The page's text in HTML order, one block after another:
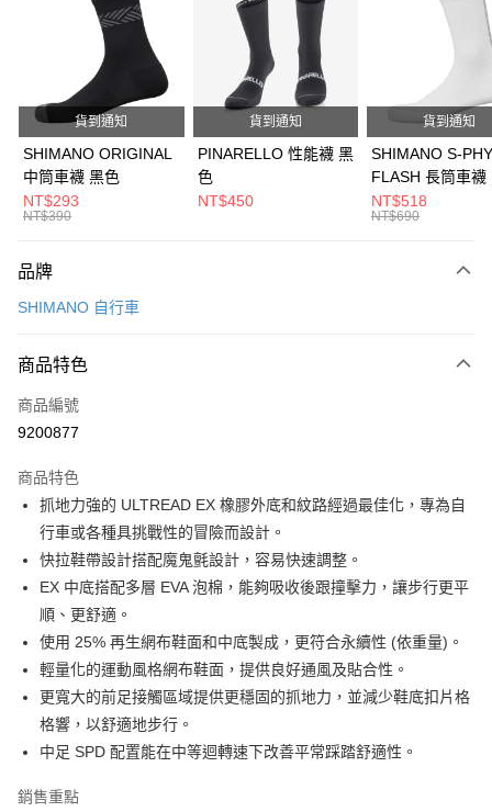
3 期 0 利率 每期 21家銀行
合作金庫商業銀行
第一商業銀行
華南商業銀行
彰化商業銀行
上海商業儲蓄銀行
台北富邦商業銀行
國泰世華商業銀行
兆豐國際商業銀行
台中商業銀行
匯豐（台灣）商業銀行
華泰商業銀行
聯邦商業銀行
元大商業銀行
台灣樂天信用卡公司
6 期 0 利率 每期
合作金庫商業銀行
第一商業銀行
華南商業銀行
彰化商業銀行
上海商業儲蓄銀行
台北富邦商業銀行
國泰世華商業銀行
兆豐國際商業銀行
臺灣中小企業銀行
匯豐（台灣）商業銀行
聯邦商業銀行
玉山商業銀行
台灣樂天信用卡公司
LINE Pay
Apple Pay
悠遊付
Google Pay
每筆NT$100，滿NT$1,000(含以上)免運費
每筆NT$100，滿NT$1,000(含以上)免運費
付款後門市自取
免運費
貨到通知
SHIMANO ORIGINAL
中筒車襪 黑色
NT$293
NT$390
貨到通知
PINARELLO 性能襪 黑
色
NT$450
貨到通知
SHIMANO S-
FLASH 長筒車襪
NT$518
NT$690
品牌
SHIMANO 自行車
商品特色
商品編號
9200877
商品特色
抓地力強的 ULTREAD EX 橡膠外底和紋路經過最佳化，專為自
行車或各種具挑戰性的冒險而設計。
快拉鞋帶設計搭配魔鬼氈設計，容易快速調整。
EX 中底搭配多層 EVA 泡棉，能夠吸收後跟撞擊力，讓步行更平
順、更舒適。
使用 25% 再生網布鞋面和中底製成，更符合永續性 (依重量)。
輕量化的運動風格網布鞋面，提供良好通風及貼合性。
更寬大的前足接觸區域提供更穩固的抓地力，並減少鞋底扣片格
格響，以舒適地步行。
中足 SPD 配置能在中等迴轉速下改善平常踩踏舒適性。
銷售重點